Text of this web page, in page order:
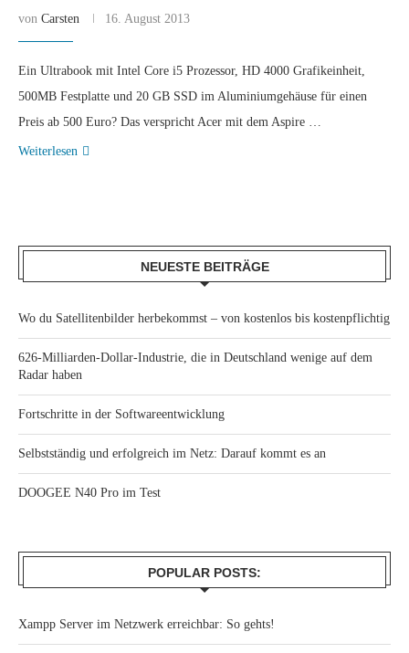
von Carsten 16. August 2013
Ein Ultrabook mit Intel Core i5 Prozessor, HD 4000 Grafikeinheit,
500MB Festplatte und 20 GB SSD im Aluminiumgehäuse für einen
Preis ab 500 Euro? Das verspricht Acer mit dem Aspire …
Weiterlesen
NEUESTE BEITRÄGE
Wo du Satellitenbilder herbekommst – von kostenlos bis kostenpflichtig
626-Milliarden-Dollar-Industrie, die in Deutschland wenige auf dem
Radar haben
Fortschritte in der Softwareentwicklung
Selbstständig und erfolgreich im Netz: Darauf kommt es an
DOOGEE N40 Pro im Test
POPULAR POSTS:
Xampp Server im Netzwerk erreichbar: So gehts!